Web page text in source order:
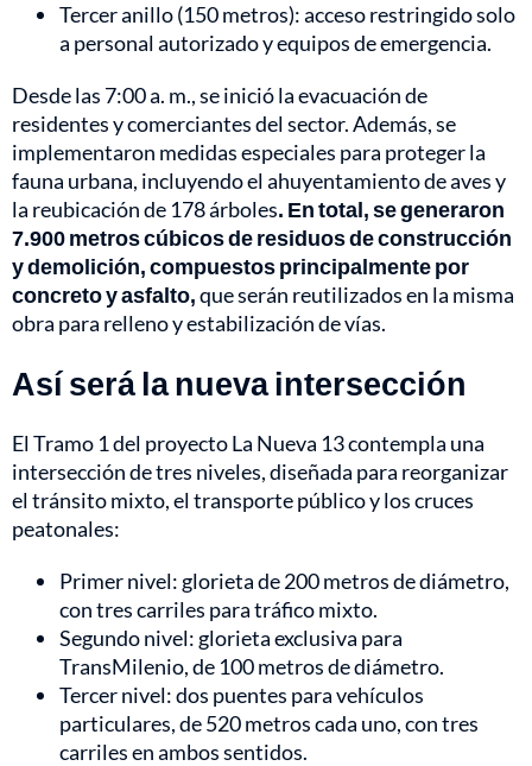
Tercer anillo (150 metros): acceso restringido solo
a personal autorizado y equipos de emergencia.
Desde las 7:00 a. m., se inició la evacuación de
residentes y comerciantes del sector. Además, se
implementaron medidas especiales para proteger la
fauna urbana, incluyendo el ahuyentamiento de aves y
la reubicación de 178 árboles. En total, se generaron
7.900 metros cúbicos de residuos de construcción
y demolición, compuestos principalmente por
concreto y asfalto,que serán reutilizados en la misma
obra para relleno y estabilización de vías.
Así será la nueva intersección
El Tramo 1 del proyecto La Nueva 13 contempla una
intersección de tres niveles, diseñada para reorganizar
el tránsito mixto, el transporte público y los cruces
peatonales:
Primer nivel: glorieta de 200 metros de diámetro,
con tres carriles para tráfico mixto.
Segundo nivel: glorieta exclusiva para
TransMilenio, de 100 metros de diámetro.
Tercer nivel: dos puentes para vehículos
particulares, de 520 metros cada uno, con tres
carriles en ambos sentidos.